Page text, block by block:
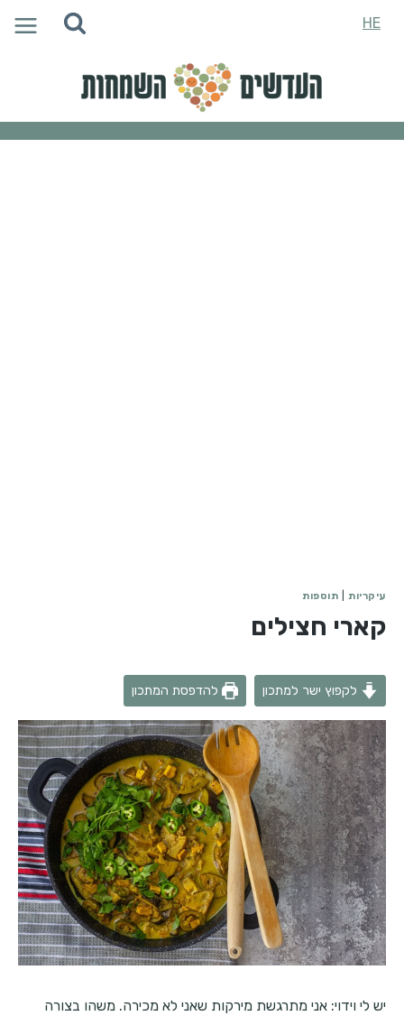
HE
עיקריות| תוספות
קארי חצילים
לקפוץ ישר למתכון להדפסת המתכון
יש לי וידוי: אני מתרגשת מירקות שאני לא מכירה. משהו בצורה